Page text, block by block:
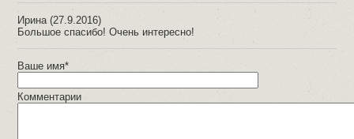
Ирина (27.9.2016)
Большое спасибо! Очень интересно!
Ваше имя*
Комментарии